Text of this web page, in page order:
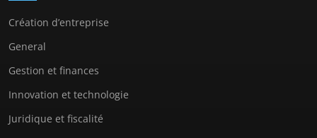
Création d’entreprise
General
Gestion et finances
Innovation et technologie
Juridique et fiscalité